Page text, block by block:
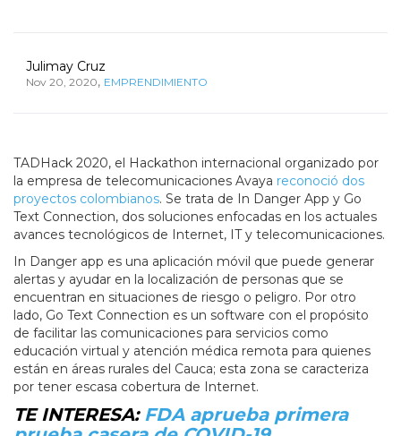
Julimay Cruz
Nov 20, 2020, EMPRENDIMIENTO
TADHack 2020, el Hackathon internacional organizado por
la empresa de telecomunicaciones Avaya reconoció dos
proyectos colombianos. Se trata de In Danger App y Go
Text Connection, dos soluciones enfocadas en los actuales
avances tecnológicos de Internet, IT y telecomunicaciones.
In Danger app es una aplicación móvil que puede generar
alertas y ayudar en la localización de personas que se
encuentran en situaciones de riesgo o peligro. Por otro
lado, Go Text Connection es un software con el propósito
de facilitar las comunicaciones para servicios como
educación virtual y atención médica remota para quienes
están en áreas rurales del Cauca; esta zona se caracteriza
por tener escasa cobertura de Internet.
TE INTERESA: FDA aprueba primera